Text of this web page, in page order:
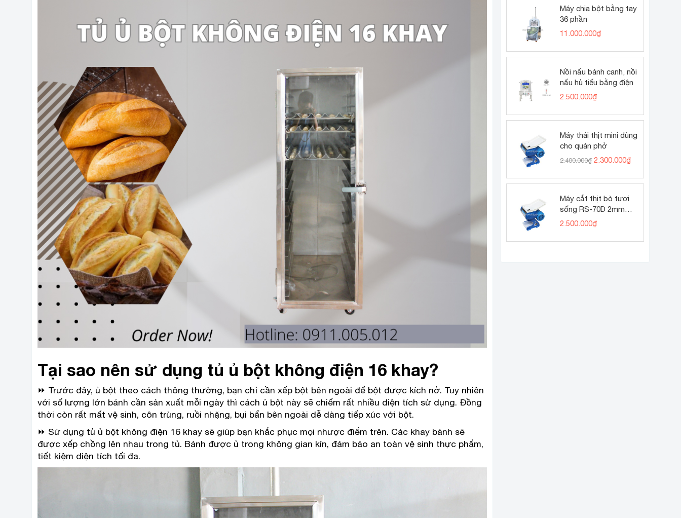
Tại sao nên sử dụng tủ ủ bột không điện 16 khay?
⏩ Trước đây, ủ bột theo cách thông thường, bạn chỉ cần xếp bột bên ngoài để bột được kích nở. Tuy nhiên
với số lượng lớn bánh cần sản xuất mỗi ngày thì cách ủ bột này sẽ chiếm rất nhiều diện tích sử dụng. Đồng
thời còn rất mất vệ sinh, côn trùng, ruồi nhặng, bụi bẩn bên ngoài dễ dàng tiếp xúc với bột.
⏩ Sử dụng tủ ủ bột không điện 16 khay sẽ giúp bạn khắc phục mọi nhược điểm trên. Các khay bánh sẽ
được xếp chồng lên nhau trong tủ. Bánh được ủ trong không gian kín, đảm bảo an toàn vệ sinh thực phẩm,
tiết kiệm diện tích tối đa.
Máy chia bột bằng tay
36 phần
11.000.000₫
Nồi nấu bánh canh, nồi
nấu hủ tiếu bằng điện
2.500.000₫
Máy thái thịt mini dùng
cho quán phở
2.400.000₫ Giá
là:
2.300.000₫Giá
tại
Máy cắt thịt bò tươi
sống RS-70D 2mm
(thịt bò tái phở)
2.500.000₫